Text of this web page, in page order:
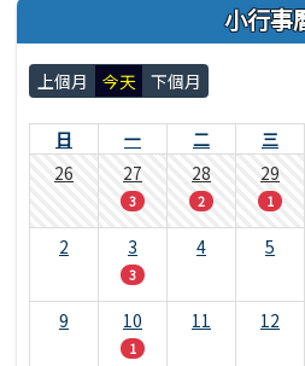
小行事
上個月 今天 下個月
日 一 二 三
26
27
3
28
2
29
1
2 3
3
4 5
9 10
1
11 12